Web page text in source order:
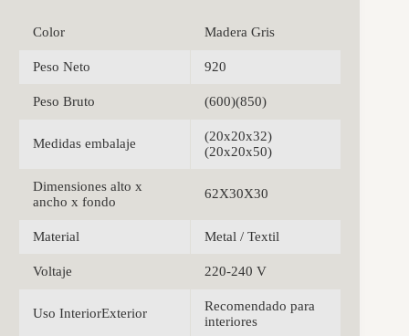
Color Madera Gris
Peso Neto 920
Peso Bruto (600)(850)
Medidas embalaje
(20x20x32)
(20x20x50)
Dimensiones alto x
ancho x fondo
62X30X30
Material Metal / Textil
Voltaje 220-240 V
Uso InteriorExterior
Recomendado para
interiores